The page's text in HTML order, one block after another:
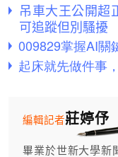
吊車大王公開超
可追蹤但別騷擾
莊婷伃
編輯記者
畢業於世新大學新